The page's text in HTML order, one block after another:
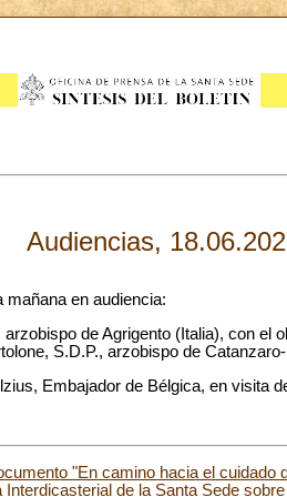
Audiencias,
mañana en audiencia:
de Agrigento (Italia), con el
S.D.P., arzobispo de
Embajador de Bélgica, en visita
"En camino hacia el
de la Santa Sede